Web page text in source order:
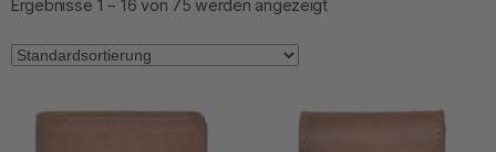
Ergebnisse 1 – 16 von 75 werden angezeigt